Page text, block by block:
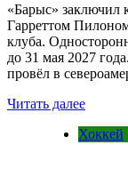
«Барыс» заключил
Гарреттом
клуба.
до 31 мая 2027
провёл в
Читать далее
Хоккей